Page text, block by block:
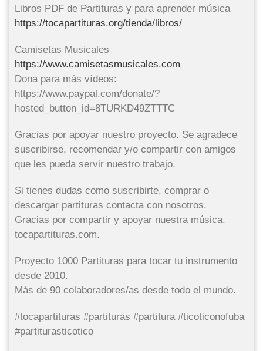
Libros PDF de Partituras y para aprender música
https://tocapartituras.org/tienda/libros/
Camisetas Musicales
https://www.camisetasmusicales.com
Dona para más vídeos:
https://www.paypal.com/donate/?
hosted_button_id=8TURKD49ZTTTC
Gracias por apoyar nuestro proyecto. Se agradece
suscribirse, recomendar y/o compartir con amigos
que les pueda servir nuestro trabajo.
Si tienes dudas como suscribirte, comprar o
descargar partituras contacta con nosotros.
Gracias por compartir y apoyar nuestra música.
tocapartituras.com.
Proyecto 1000 Partituras para tocar tu instrumento
desde 2010.
Más de 90 colaboradores/as desde todo el mundo.
#tocapartituras #partituras #partitura #ticoticonofuba
#partiturasticotico